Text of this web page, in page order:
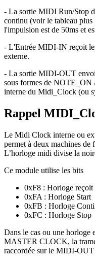
- La sortie MIDI Run/Stop
continu (voir le tableau
l'impulsion est de 50ms et
- L'Entrée MIDI-IN reçoit
externe.
- La sortie MIDI-OUT
sous formes de
interne du Midi_Clock (ou
Rappel
Le Midi Clock interne ou
permet à deux machines
L’horloge midi divise la
Ce module utilise les bits
0xF8 : Horloge
0xFA : Horloge Start
0xFB : Horloge
0xFC : Horloge Stop
Dans le cas ou une horloge
MASTER CLOCK, la
raccordée sur le MIDI-OUT